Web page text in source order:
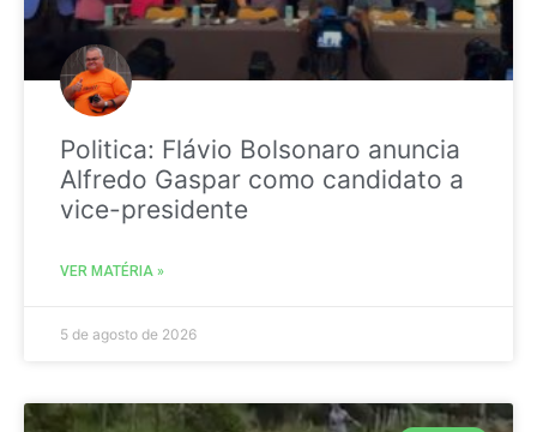
Politica: Flávio Bolsonaro anuncia
Alfredo Gaspar como candidato a
vice-presidente
VER MATÉRIA »
5 de agosto de 2026